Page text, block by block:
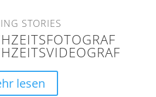
STORIES
lesen